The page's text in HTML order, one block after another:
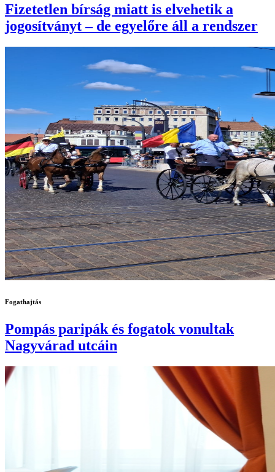
Fizetetlen bírság miatt is elvehetik a
jogosítványt – de egyelőre áll a rendszer
Fogathajtás
Pompás paripák és fogatok vonultak
Nagyvárad utcáin